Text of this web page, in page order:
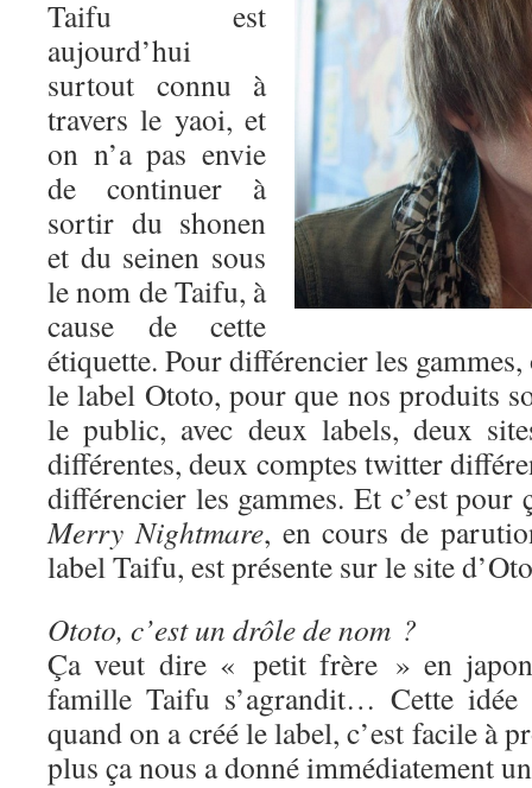
Taifu est
aujourd’hui
surtout connu à
travers le yaoi, et
on n’a pas envie
de continuer à
sortir du shonen
et du seinen sous
le nom de Taifu, à
cause de cette
étiquette. Pour différencier les
le label Ototo, pour que nos produits
le public, avec deux labels, deux
différentes, deux comptes twitter
différencier les gammes. Et c’est pour
Merry Nightmare, en cours de
label Taifu, est présente sur le site
Ototo, c’est un drôle de nom ?
Ça veut dire « petit frère » en
famille Taifu s’agrandit… Cette idée
quand on a créé le label, c’est facile à
plus ça nous a donné immédiatement